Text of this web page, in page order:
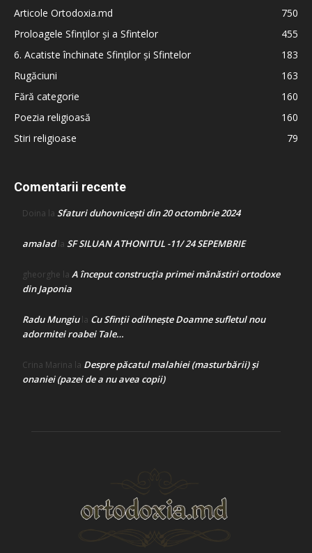
Articole Ortodoxia.md
750
Proloagele Sfinților și a Sfintelor
455
6. Acatiste închinate Sfinților și Sfintelor
183
Rugăciuni
163
Fără categorie
160
Poezia religioasă
160
Stiri religioase
79
Comentarii recente
Doina la Sfaturi duhovnicești din 20 octombrie 2024
amaladla SF SILUAN ATHONITUL -11/ 24 SEPEMBRIE
gheorghe la A început construcţia primei mănăstiri ortodoxe
din Japonia
Radu Mungiula Cu Sfinții odihnește Doamne sufletul nou
adormitei roabei Tale…
Crina Marina la Despre păcatul malahiei (masturbării) şi
onaniei (pazei de a nu avea copii)